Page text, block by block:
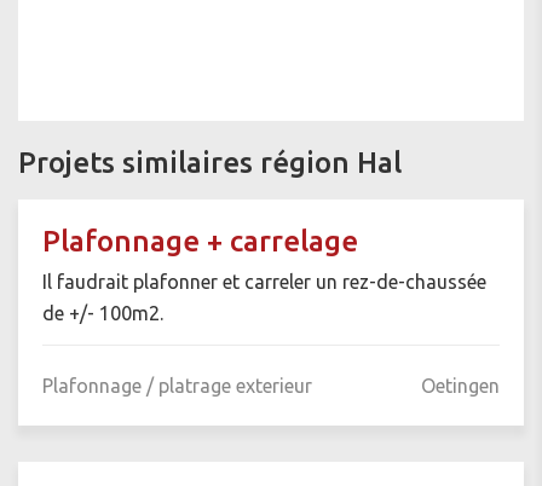
Projets similaires région Hal
Plafonnage + carrelage
Il faudrait plafonner et carreler un rez-de-chaussée
de +/- 100m2.
Plafonnage / platrage exterieur Oetingen